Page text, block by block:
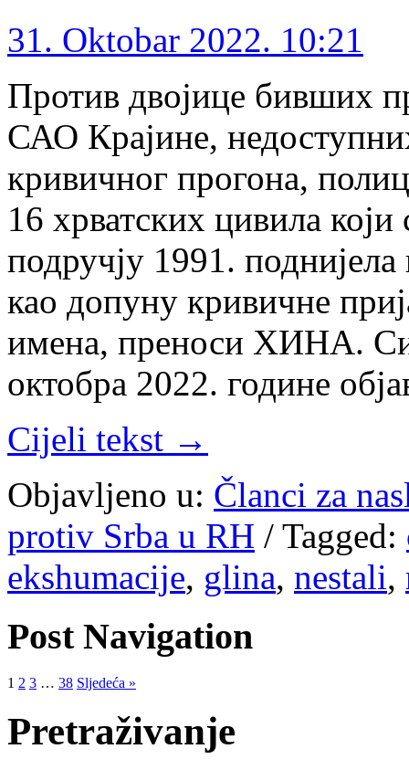
31. Oktobar 2022. 10:21
Против двојице бивших
САО Крајине,
кривичног прогона,
16 хрватских цивила
подручју 1991.
као допуну кривичне
имена, преноси ХИНА.
октобра 2022. године
Cijeli tekst →
Objavljeno u: Članci za
protiv Srba u RH / Tagged:
ekshumacije, glina, nestali,
Post Navigation
1 2 3 … 38 Sljedeća »
Pretraživanje